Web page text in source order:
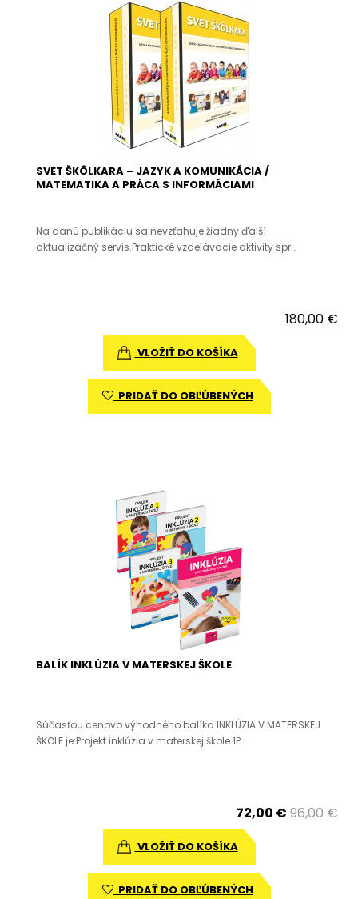
SVET ŠKÔLKARA – JAZYK A KOMUNIKÁCIA /
MATEMATIKA A PRÁCA S INFORMÁCIAMI
Na danú publikáciu sa nevzťahuje žiadny ďalší
aktualizačný servis.Praktické vzdelávacie aktivity spr..
180,00 €
VLOŽIŤ DO KOŠÍKA
PRIDAŤ DO OBĽÚBENÝCH
BALÍK INKLÚZIA V MATERSKEJ ŠKOLE
Súčasťou cenovo výhodného balíka INKLÚZIA V MATERSKEJ
ŠKOLE je:Projekt inklúzia v materskej škole 1P..
72,00 € 96,00 €
VLOŽIŤ DO KOŠÍKA
PRIDAŤ DO OBĽÚBENÝCH